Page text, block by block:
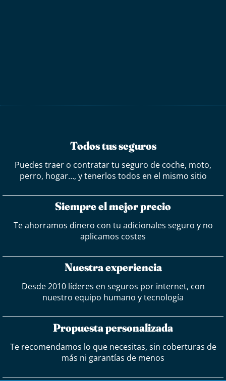
Todos tus seguros
Puedes traer o contratar tu seguro de coche, moto,
perro, hogar…, y tenerlos todos en el mismo sitio
Siempre el mejor precio
Te ahorramos dinero con tu adicionales seguro y no
aplicamos costes
Nuestra experiencia
Desde 2010 líderes en seguros por internet, con
nuestro equipo humano y tecnología
Propuesta personalizada
Te recomendamos lo que necesitas, sin coberturas de
más ni garantías de menos